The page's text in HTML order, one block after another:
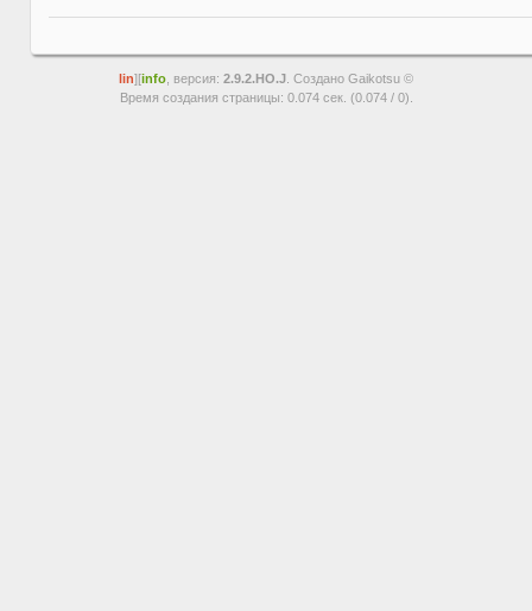
lin][info , версия: 2.9.2.HO.J . Создано Gaikotsu ©
Время создания страницы: 0.074 сек. (0.074 / 0).